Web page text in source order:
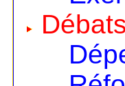
Débats